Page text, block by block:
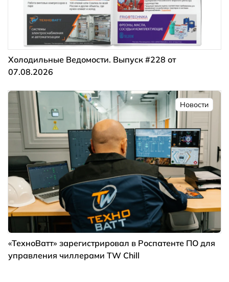
Холодильные Ведомости. Выпуск #228 от
07.08.2026
Новости
«ТехноВатт» зарегистрировал в Роспатенте ПО для
управления чиллерами TW Chill